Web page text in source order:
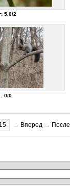
5.0/2
0/0
15 → Вперед →